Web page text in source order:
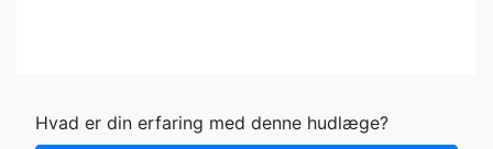
Hvad er din erfaring med denne hudlæge?